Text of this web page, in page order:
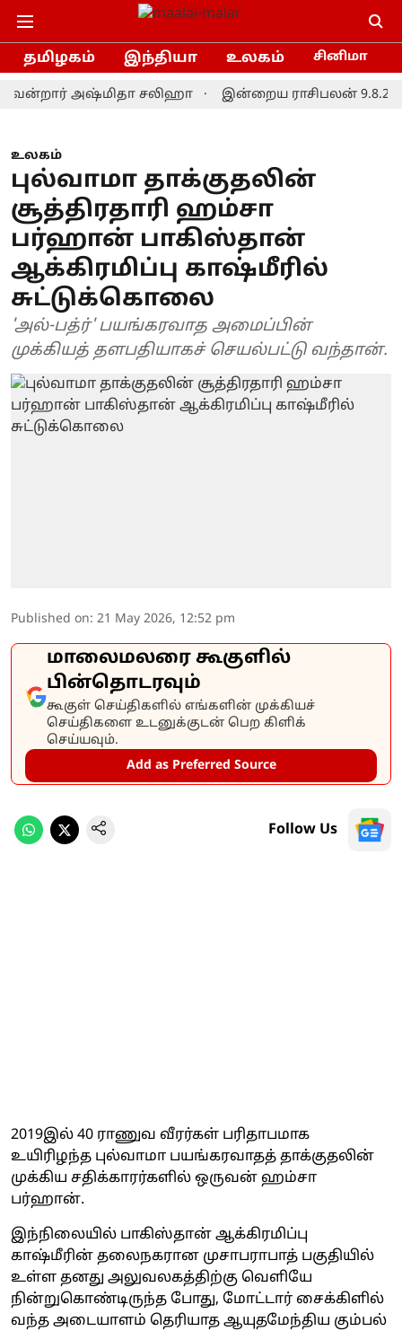
தமிழகம் இந்தியா உலகம் சினிமா
அஷ்மிதா சலிஹா இன்றைய ராசிபலன் 9.8.2026:
உலகம்
புல்வாமா தாக்குதலின்
சூத்திரதாரி ஹம்சா
பர்ஹான் பாகிஸ்தான்
ஆக்கிரமிப்பு காஷ்மீரில்
சுட்டுக்கொலை
'அல்-பத்ர்' பயங்கரவாத அமைப்பின்
முக்கியத் தளபதியாகச் செயல்பட்டு வந்தான்.
Published on: 21 May 2026, 12:52 pm
மாலைமலரை கூகுளில்
பின்தொடரவும்
கூகுள் செய்திகளில் எங்களின் முக்கியச்
செய்திகளை உடனுக்குடன் பெற கிளிக்
செய்யவும்.
Add as Preferred Source
Follow Us
2019இல் 40 ராணுவ வீரர்கள் பரிதாபமாக
உயிரிழந்த புல்வாமா பயங்கரவாதத் தாக்குதலின்
முக்கிய சதிக்காரர்களில் ஒருவன் ஹம்சா
பர்ஹான்.
இந்நிலையில் பாகிஸ்தான் ஆக்கிரமிப்பு
காஷ்மீரின் தலைநகரான முசாபராபாத் பகுதியில்
உள்ள தனது அலுவலகத்திற்கு வெளியே
நின்றுகொண்டிருந்த போது, மோட்டார் சைக்கிளில்
வந்த அடையாளம் தெரியாத ஆயுதமேந்திய கும்பல்